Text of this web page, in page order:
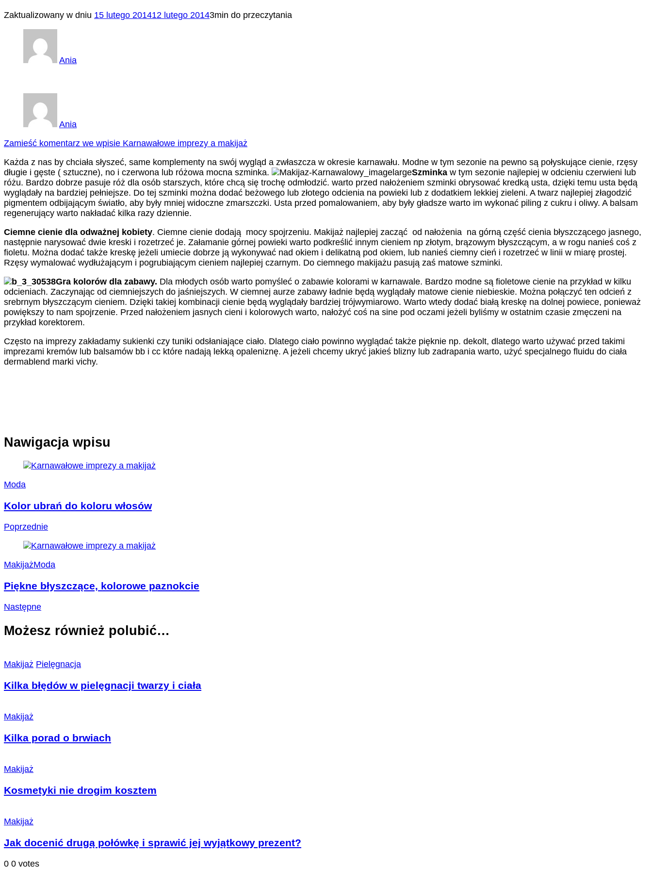
Zaktualizowany w dniu 15 lutego 201412 lutego 20143min do przeczytania
Ania
Ania
Zamieść komentarz we wpisie Karnawałowe imprezy a makijaż
Każda z nas by chciała słyszeć, same komplementy na swój wygląd a zwłaszcza w okresie karnawału. Modne w tym sezonie na pewno są połyskujące cienie, rzęsy
długie i gęste ( sztuczne), no i czerwona lub różowa mocna szminka.
Szminka w tym sezonie najlepiej w odcieniu czerwieni lub
różu. Bardzo dobrze pasuje róż dla osób starszych, które chcą się trochę odmłodzić. warto przed nałożeniem szminki obrysować kredką usta, dzięki temu usta będą
wyglądały na bardziej pełniejsze. Do tej szminki można dodać beżowego lub złotego odcienia na powieki lub z dodatkiem lekkiej zieleni. A twarz najlepiej złagodzić
pigmentem odbijającym światło, aby były mniej widoczne zmarszczki. Usta przed pomalowaniem, aby były gładsze warto im wykonać piling z cukru i oliwy. A balsam
regenerujący warto nakładać kilka razy dziennie.
Ciemne cienie dla odważnej kobiety. Ciemne cienie dodają mocy spojrzeniu. Makijaż najlepiej zacząć od nałożenia na górną część cienia błyszczącego jasnego,
następnie narysować dwie kreski i rozetrzeć je. Załamanie górnej powieki warto podkreślić innym cieniem np złotym, brązowym błyszczącym, a w rogu nanieś coś z
fioletu. Można dodać także kreskę jeżeli umiecie dobrze ją wykonywać nad okiem i delikatną pod okiem, lub nanieś ciemny cień i rozetrzeć w linii w miarę prostej.
Rzęsy wymalować wydłużającym i pogrubiającym cieniem najlepiej czarnym. Do ciemnego makijażu pasują zaś matowe szminki.
Gra kolorów dla zabawy. Dla młodych osób warto pomyśleć o zabawie kolorami w karnawale. Bardzo modne są fioletowe cienie na przykład w kilku
odcieniach. Zaczynając od ciemniejszych do jaśniejszych. W ciemnej aurze zabawy ładnie będą wyglądały matowe cienie niebieskie. Można połączyć ten odcień z
srebrnym błyszczącym cieniem. Dzięki takiej kombinacji cienie będą wyglądały bardziej trójwymiarowo. Warto wtedy dodać białą kreskę na dolnej powiece, ponieważ
powiększy to nam spojrzenie. Przed nałożeniem jasnych cieni i kolorowych warto, nałożyć coś na sine pod oczami jeżeli byliśmy w ostatnim czasie zmęczeni na
przykład korektorem.
Często na imprezy zakładamy sukienki czy tuniki odsłaniające ciało. Dlatego ciało powinno wyglądać także pięknie np. dekolt, dlatego warto używać przed takimi
imprezami kremów lub balsamów bb i cc które nadają lekką opaleniznę. A jeżeli chcemy ukryć jakieś blizny lub zadrapania warto, użyć specjalnego fluidu do ciała
dermablend marki vichy.
Nawigacja wpisu
Moda
Kolor ubrań do koloru włosów
Poprzednie
MakijażModa
Piękne błyszczące, kolorowe paznokcie
Następne
Możesz również polubić…
Makijaż Pielęgnacja
Kilka błędów w pielęgnacji twarzy i ciała
Makijaż
Kilka porad o brwiach
Makijaż
Kosmetyki nie drogim kosztem
Makijaż
Jak docenić drugą połówkę i sprawić jej wyjątkowy prezent?
0 0 votes